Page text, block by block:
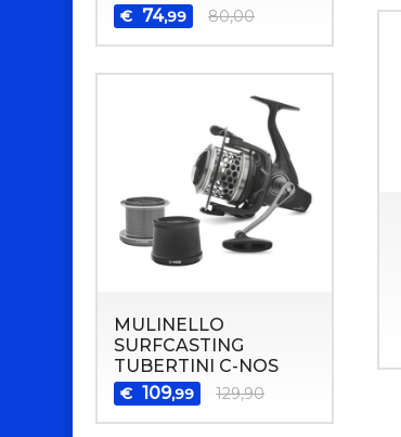
€ 74,99 80,00
MULINELLO
SURFCASTING
TUBERTINI C-NOS
€ 109,99 129,90